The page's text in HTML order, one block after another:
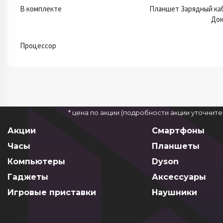
В комплекте
Планшет Зарядный
Процессор
* цена по акции (подробности акции
Акции
Смартфоны
Часы
Планшеты
Компьютеры
Dyson
Гаджеты
Аксессуары
Игровые приставки
Наушники